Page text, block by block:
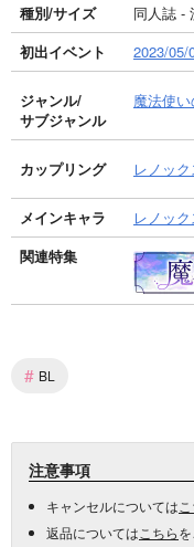
種別/サイズ
同人誌 -
初出イベント
2023/
ジャンル/
サブジャンル
魔法使
カップリング レノッ
メインキャラ レノック
関連特集
# BL
注意事項
キャンセルについては
返品については こちら